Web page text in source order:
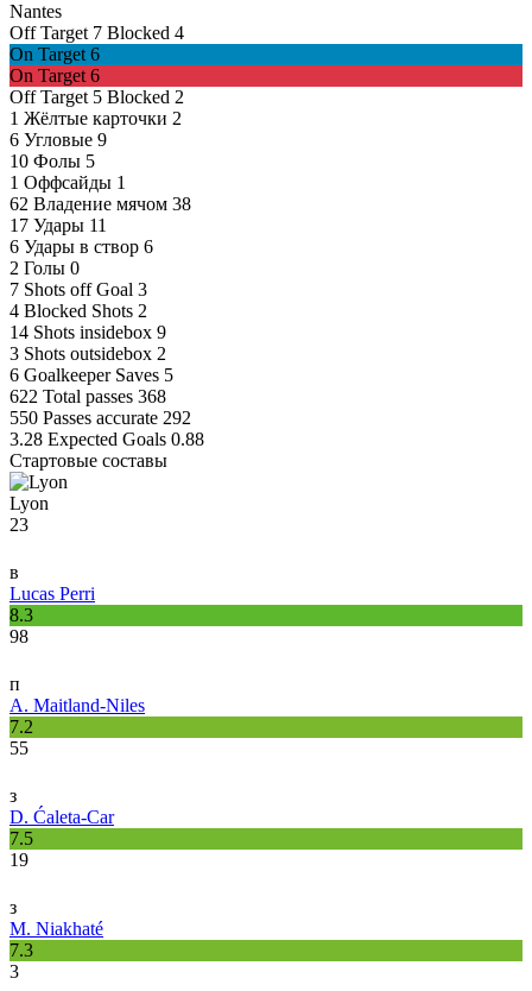
Nantes
Off Target 7 Blocked 4
On Target 6
On Target 6
Off Target 5 Blocked 2
1 Жёлтые карточки 2
6 Угловые 9
10 Фолы 5
1 Оффсайды 1
62 Владение мячом 38
17 Удары 11
6 Удары в створ 6
2 Голы 0
7 Shots off Goal 3
4 Blocked Shots 2
14 Shots insidebox 9
3 Shots outsidebox 2
6 Goalkeeper Saves 5
622 Total passes 368
550 Passes accurate 292
3.28 Expected Goals 0.88
Стартовые составы
Lyon
23
в
Lucas Perri
8.3
98
п
A. Maitland-Niles
7.2
55
з
D. Ćaleta-Car
7.5
19
з
M. Niakhaté
7.3
3